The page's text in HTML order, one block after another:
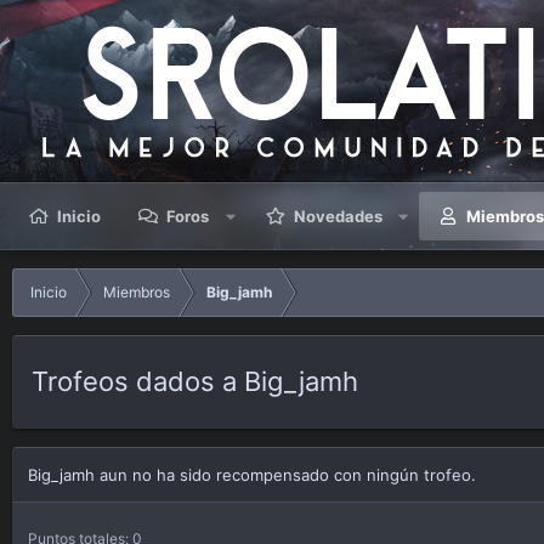
Inicio Foros Novedades Miembros
Inicio Miembros Big_jamh
Trofeos dados a Big_jamh
Big_jamh aun no ha sido recompensado con ningún trofeo.
Puntos totales: 0